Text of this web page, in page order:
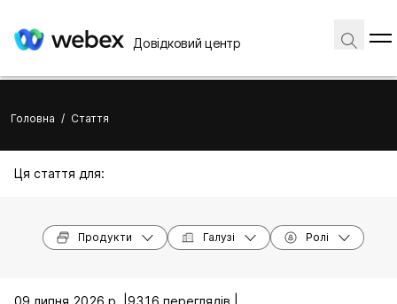
Довідковий центр
Головна / Стаття
Ця стаття для:
Продукти Галузі Ролі
09 липня 2026 р. | 9316 переглядів |